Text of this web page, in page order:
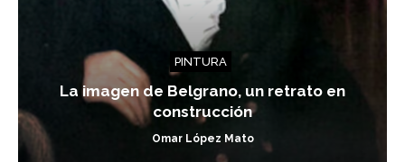
PINTURA
La imagen de Belgrano, un retrato en
construcción
Omar López Mato